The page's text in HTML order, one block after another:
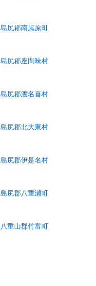
島尻郡南風原町
島尻郡座間味村
島尻郡渡名喜村
島尻郡北大東村
島尻郡伊是名村
島尻郡八重瀬町
八重山郡竹富町